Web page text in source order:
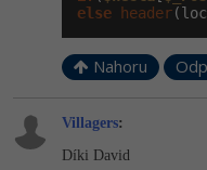
else
header
Nahoru
­Villagers:
Díki David